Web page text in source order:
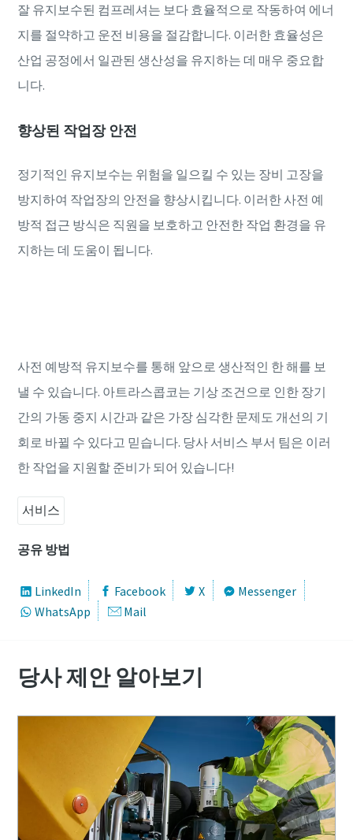
잘 유지보수된 컴프레셔는 보다 효율적으로 작동하여 에너
지를 절약하고 운전 비용을 절감합니다. 이러한 효율성은
산업 공정에서 일관된 생산성을 유지하는 데 매우 중요합
니다.
향상된 작업장 안전
정기적인 유지보수는 위험을 일으킬 수 있는 장비 고장을
방지하여 작업장의 안전을 향상시킵니다. 이러한 사전 예
방적 접근 방식은 직원을 보호하고 안전한 작업 환경을 유
지하는 데 도움이 됩니다.
사전 예방적 유지보수를 통해 앞으로 생산적인 한 해를 보
낼 수 있습니다. 아트라스콥코는 기상 조건으로 인한 장기
간의 가동 중지 시간과 같은 가장 심각한 문제도 개선의 기
회로 바뀔 수 있다고 믿습니다. 당사 서비스 부서 팀은 이러
한 작업을 지원할 준비가 되어 있습니다!
서비스
공유 방법
LinkedIn Facebook X
Messenger
WhatsApp
Mail
당사 제안 알아보기